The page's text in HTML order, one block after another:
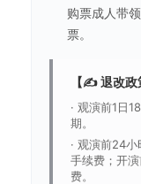
购票成人带
票。
【✍️ 退改政
· 观演前1日
期。
· 观演前24
手续费；开
费。